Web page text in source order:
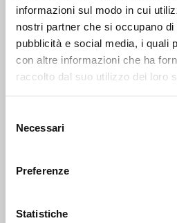
informazioni sul modo in cui
nostri partner che si occupano
pubblicità e social media, i quali
con altre informazioni che ha
raccolto dal suo utilizzo dei loro
delNecessari
Preferenze
Statistiche
Stefano
AGENTE
Ho 25 anni ma lavoro in
rogiti. Non avrei potuto fare
questi anni mi sono
ancora poco conosciuto in
sistema di vendita che
massimo due giorni) a tutti i
facendo innanzitutto si da